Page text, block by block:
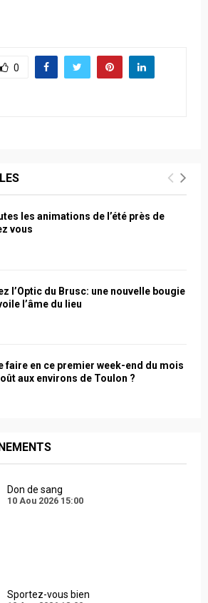
0
les animations de l’été près de
vous
l’Optic du Brusc: une nouvelle bougie
l’âme du lieu
faire en ce premier week-end du mois
aux environs de Toulon ?
Don de sang
10 Aou 2026 15:00
Sportez-vous bien